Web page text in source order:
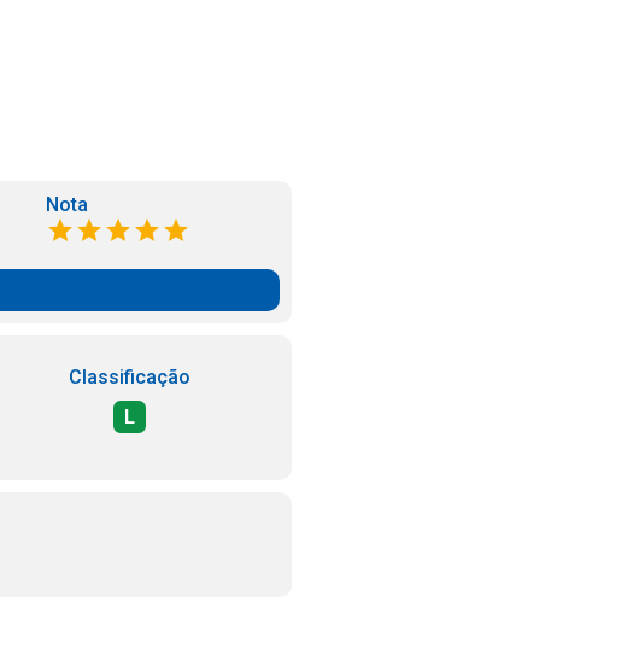
Nota
Classificação
L